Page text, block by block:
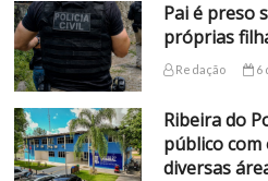
Pai é preso
próprias
Redação 6
Ribeira do
público
diversas